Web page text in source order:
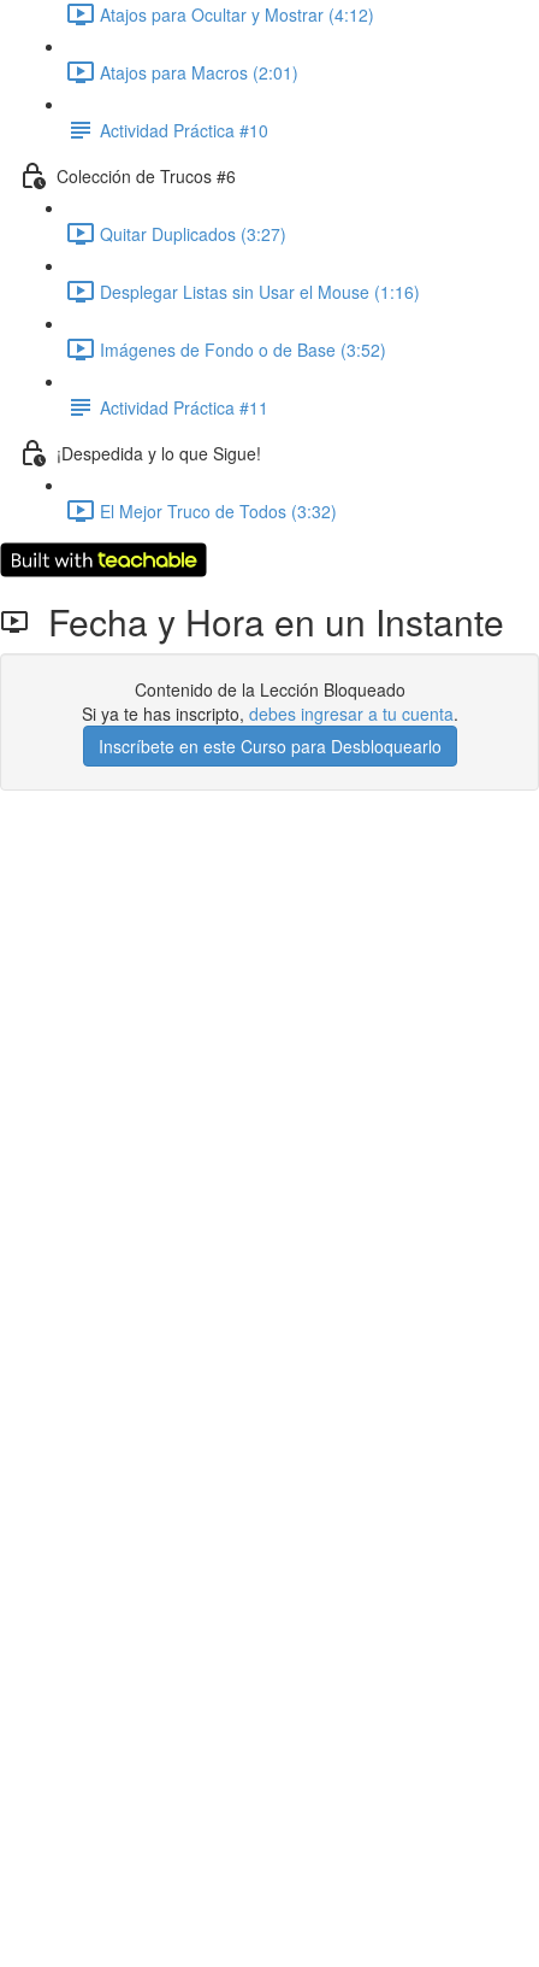
Atajos para Ocultar y Mostrar (4:12)
Atajos para Macros (2:01)
Actividad Práctica #10
Colección de Trucos #6
Quitar Duplicados (3:27)
Desplegar Listas sin Usar el Mouse (1:16)
Imágenes de Fondo o de Base (3:52)
Actividad Práctica #11
¡Despedida y lo que Sigue!
El Mejor Truco de Todos (3:32)
Fecha y Hora en un Instante
Contenido de la Lección Bloqueado
Si ya te has inscripto, debes ingresar a tu cuenta.
Inscríbete en este Curso para Desbloquearlo